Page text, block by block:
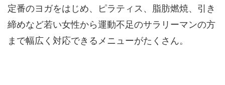
定番のヨガをはじめ、ピラティス、脂肪燃焼、引き
締めなど若い女性から運動不足のサラリーマンの方
まで幅広く対応できるメニューがたくさん。